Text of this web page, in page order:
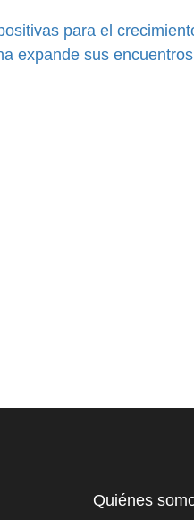
para el
expande sus
Quiénes